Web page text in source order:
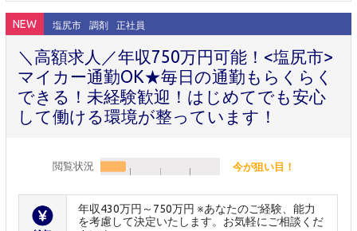
NEW 塩尻市 調剤 正社員
＼高額求人／年収750万円可能！<塩尻市>
マイカー通勤OK★毎日の通勤もらくらく
できる！未経験歓迎！はじめてでも安心
して働ける環境が整っています！
閲覧状況 今が狙い目！
年収430万円～750万円 ※あなたのご経験、能力
を考慮して決定いたします。お気軽にご相談くだ